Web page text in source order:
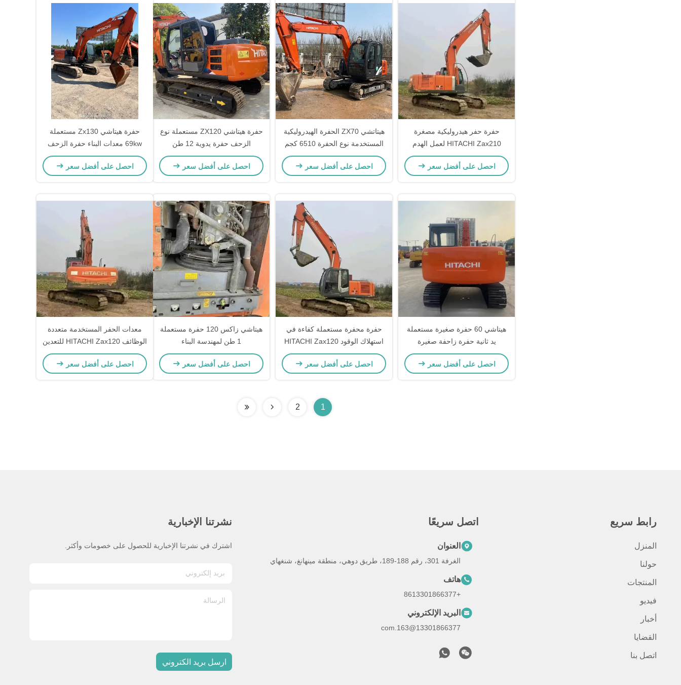
حفرة حفر هيدروليكية مصغرة
HITACHI Zax210 لعمل الهدم
احصل على أفضل سعر
هيتاتشي ZX70 الحفرة الهيدروليكية
المستخدمة نوع الحفرة 6510 كجم
احصل على أفضل سعر
حفرة هيتاشي ZX120 مستعملة نوع
الزحف حفرة يدوية 12 طن
احصل على أفضل سعر
حفرة هيتاشي Zx130 مستعملة
69kw معدات البناء حفرة الزحف
احصل على أفضل سعر
هيتاشي 60 حفرة صغيرة مستعملة
يد ثانية حفرة زاحفة صغيرة
احصل على أفضل سعر
حفرة محفرة مستعملة كفاءة في
استهلاك الوقود HITACHI Zax120
آلة بناء مستعملة
احصل على أفضل سعر
هيتاشي زاكس 120 حفرة مستعملة
1 طن لمهندسة البناء
احصل على أفضل سعر
معدات الحفر المستخدمة متعددة
الوظائف HITACHI Zax120 للتعدين
الصخري
احصل على أفضل سعر
1
2
رابط سريع
المنزل
حولنا
المنتجات
فيديو
أخبار
القضايا
اتصل بنا
اتصل سريعًا
العنوان
الغرفة 301، رقم 188-189، طريق دوهي، منطقة مينهانغ، شنغهاي
هاتف
+8613301866377
البريد الإلكتروني
13301866377@163.com
نشرتنا الإخبارية
اشترك في نشرتنا الإخبارية للحصول على خصومات وأكثر.
ارسل بريد الكتروني